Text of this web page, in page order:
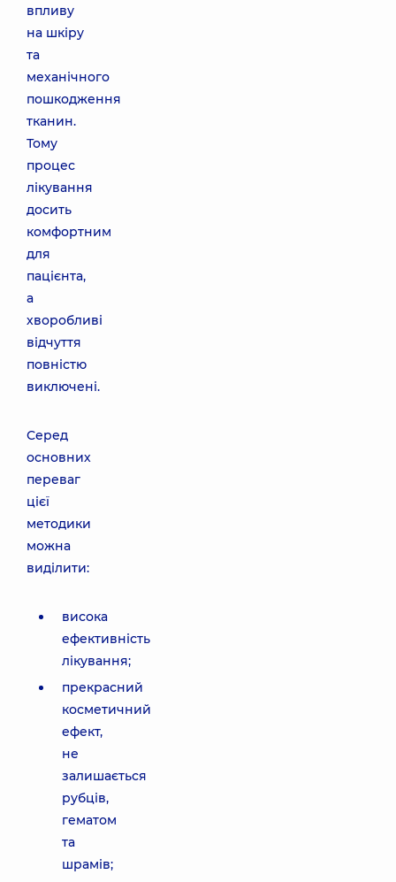
впливу
на шкіру
та
механічного
пошкодження
тканин.
Тому
процес
лікування
досить
комфортним
для
пацієнта,
а
хворобливі
відчуття
повністю
виключені.
Серед
основних
переваг
цієї
методики
можна
виділити:
висока
ефективність
лікування;
прекрасний
косметичний
ефект,
не
залишається
рубців,
гематом
та
шрамів;